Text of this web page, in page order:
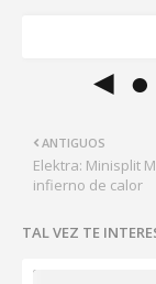
◄ ●
ANTIGUOS
Elektra: Minisplit
infierno de calor
TAL VEZ TE